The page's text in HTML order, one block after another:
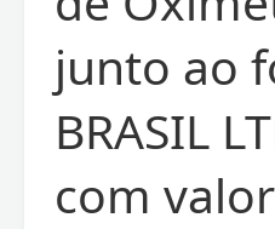
junto ao
BRASIL
com